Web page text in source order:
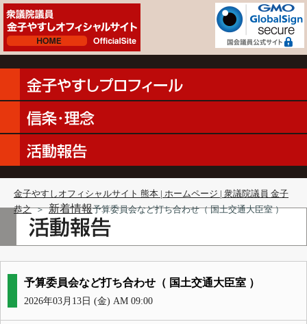
金子やすしオフィシャルサイト 熊本 | ホームページ | 衆議院議員 金子
恭之 ＞ 新着情報予算委員会など打ち合わせ（ 国土交通大臣室 ）
予算委員会など打ち合わせ（ 国土交通大臣室 ）
2026年03月13日 (金) AM 09:00